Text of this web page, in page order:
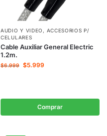
AUDIO Y VIDEO , ACCESORIOS P/
CELULARES
Cable Auxiliar General Electric
1.2m.
$6.999 $5.999
Comprar